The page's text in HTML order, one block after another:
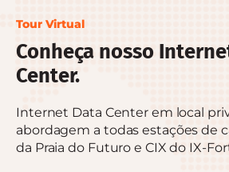
Tour Virtual
Conheça nosso
Center.
Internet Data Center em local
abordagem a todas estações de
da Praia do Futuro e CIX do IX-